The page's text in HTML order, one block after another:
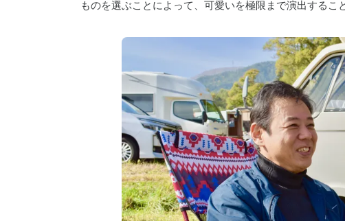
ものを選ぶことによって、可愛いを極限まで演出するこ